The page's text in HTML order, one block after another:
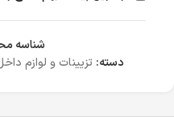
شناسه
دسته: تزیینات و لوازم